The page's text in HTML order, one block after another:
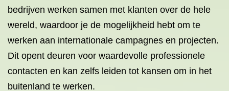
bedrijven werken samen met klanten over de hele
wereld, waardoor je de mogelijkheid hebt om te
werken aan internationale campagnes en projecten.
Dit opent deuren voor waardevolle professionele
contacten en kan zelfs leiden tot kansen om in het
buitenland te werken.